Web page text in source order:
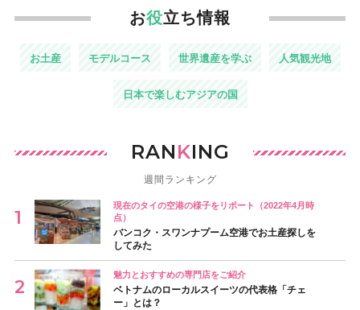
お役立ち情報
お土産 モデルコース 世界遺産を学ぶ 人気観光地
日本で楽しむアジアの国
RANKING
週間ランキング
現在のタイの空港の様子をリポート（2022年4月時
点）
バンコク・スワンナプーム空港でお土産探しを
してみた
魅力とおすすめの専門店をご紹介
ベトナムのローカルスイーツの代表格「チェ
ー」とは？